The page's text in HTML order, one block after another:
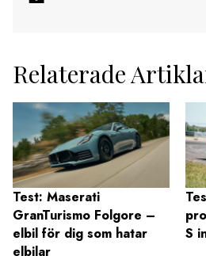
Relaterade
Test: Maserati
GranTurismo Folgore –
elbil för dig som hatar
elbilar
S